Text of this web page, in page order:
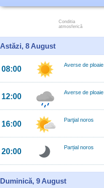
Conditia
atmosferică
Astăzi, 8 August
08:00 Averse de ploaie
12:00 Averse de ploaie
16:00 Parţial noros
20:00 Parțial noros
Duminică, 9 August